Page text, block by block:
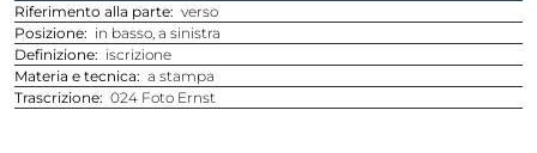
Riferimento alla parte verso
Posizione
in basso, a sinistra
Definizione
iscrizione
Materia e tecnica
a stampa
Trascrizione 024 Foto Ernst